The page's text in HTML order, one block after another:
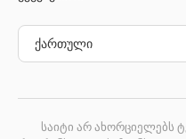
საიტი არ ახორციელებს